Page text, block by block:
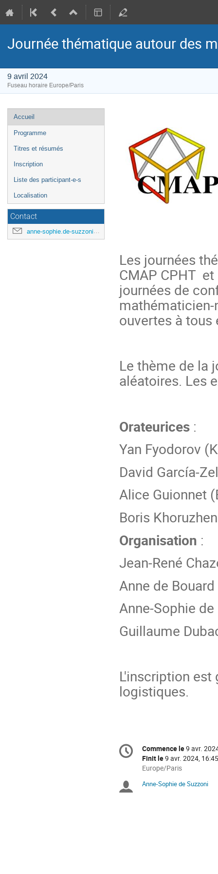
Journée thématique autour des
9 avril 2024
Fuseau horaire Europe/Paris
Menu
de
l'événement
Accueil
Programme
Titres et résumés
Inscription
Liste des participant-e-s
Localisation
Contact
anne-sophie.de-suzzoni@polytechnique.edu
Les journées
CMAP CPHT
journées de
mathématicien-
ouvertes à tous
Le thème de la
aléatoires. Les
Orateurices :
Yan Fyodorov
David García-
Alice Guionnet
Boris
Organisation :
Jean-René
Anne de Bouard
Anne-Sophie
Guillaume
L'inscription
logistiques.
Information
de
conférence
Date/Heure
Commence le9 avr.
Finit le9 avr. 2024, 16:45
Toutes
horaires
Europe/Paris
Présidents
Anne-Sophie de Suzzoni